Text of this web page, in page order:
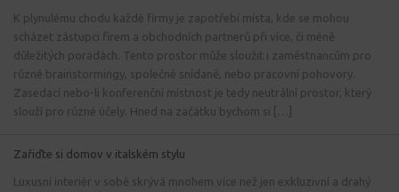
K plynulému chodu každé firmy je zapotřebí místa, kde se mohou
scházet zástupci firem a obchodních partnerů při více, či méně
důležitých poradách. Tento prostor může sloužit i zaměstnancům pro
různé brainstormingy, společné snídaně, nebo pracovní pohovory.
Zasedací nebo-li konferenční místnost je tedy neutrální prostor, který
slouží pro různé účely. Hned na začátku bychom si […]
Zařiďte si domov v italském stylu
Luxusní interiér v sobě skrývá mnohem více než jen exkluzivní a drahý